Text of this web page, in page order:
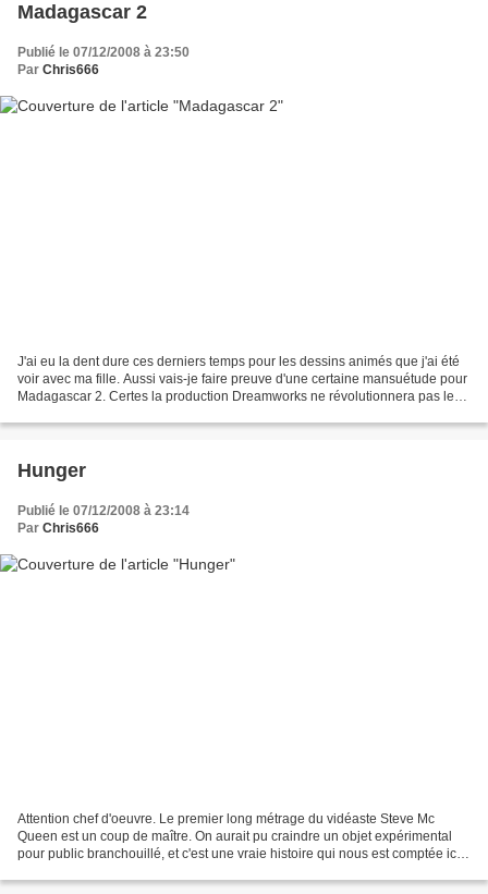
Madagascar 2
Publié le 07/12/2008 à 23:50
Par Chris666
J'ai eu la dent dure ces derniers temps pour les dessins animés que j'ai été
voir avec ma fille. Aussi vais-je faire preuve d'une certaine mansuétude pour
Madagascar 2. Certes la production Dreamworks ne révolutionnera pas le
Hunger
Publié le 07/12/2008 à 23:14
Par Chris666
Attention chef d'oeuvre. Le premier long métrage du vidéaste Steve Mc
Queen est un coup de maître. On aurait pu craindre un objet expérimental
pour public branchouillé, et c'est une vraie histoire qui nous est comptée ici.